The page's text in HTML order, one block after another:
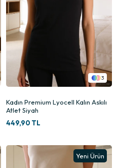
3
Kadın Premium Lyocell Kalın Askılı
Atlet Siyah
449,90 TL
Yeni Ürün